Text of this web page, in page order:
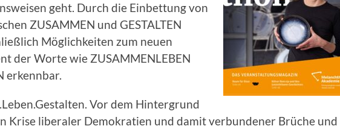
geht. Durch die Einbettung von
ZUSAMMEN und GESTALTEN
Möglichkeiten zum neuen
der Worte wie ZUSAMMENLEBEN
erkennbar.
Vor dem Hintergrund
Krise liberaler Demokratien und damit verbundener Brüche und